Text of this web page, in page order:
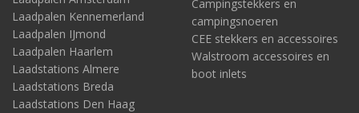
Laadpalen Kennemerland
Laadpalen IJmond
Laadpalen Haarlem
Laadstations Almere
Laadstations Breda
Laadstations Den Haag
Campingstekkers en
campingsnoeren
CEE stekkers en accessoires
Walstroom accessoires en
boot inlets